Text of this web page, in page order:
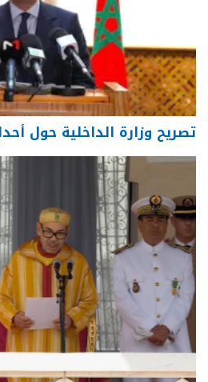
تصريح وزارة الداخلية حول